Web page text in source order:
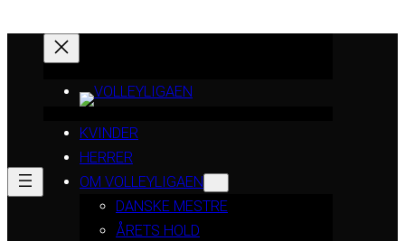
KVINDER
HERRER
OM VOLLEYLIGAEN
DANSKE MESTRE
ÅRETS HOLD